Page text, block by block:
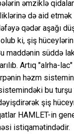
əmziklə
də aid
qədər aşağı
ki, şiş
maddənin süddə
Artıq "alrha-
həzm
bu
şiş
HAMLET-in
istiqamətindədir.